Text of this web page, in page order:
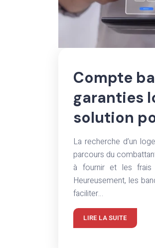
Compte
garanties
solution
La recherche d’un
parcours du
à fournir et les frais
Heureusement, les
faciliter…
LIRE LA SUITE